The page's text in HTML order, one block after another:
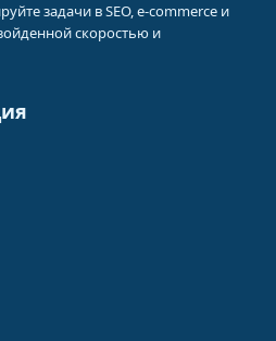
задачи в SEO, e-commerce и
скоростью и